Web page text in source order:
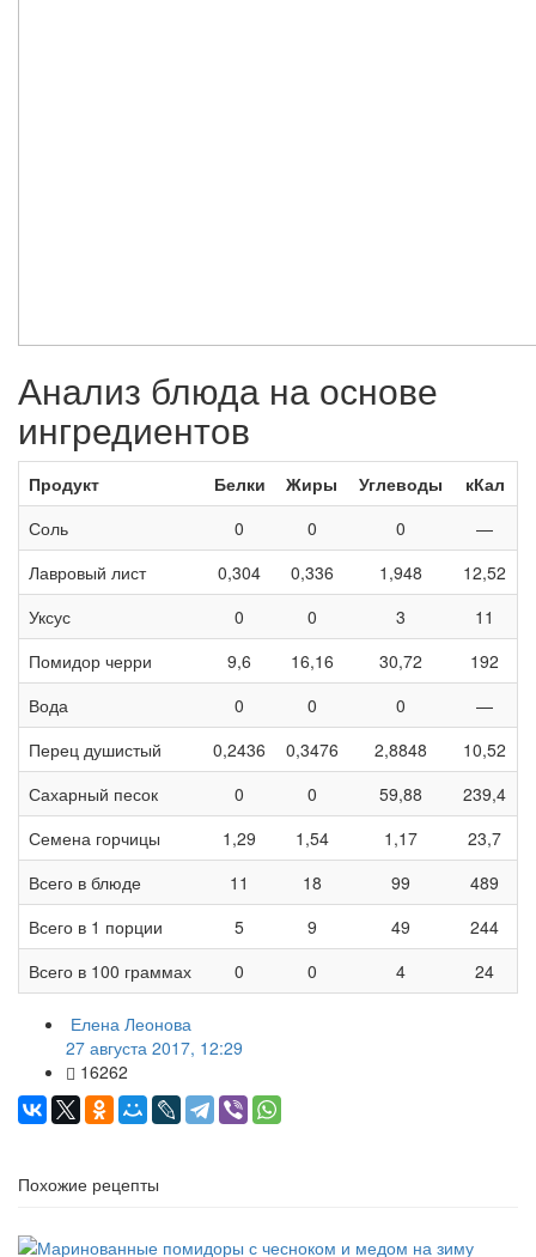
Анализ блюда на основе
ингредиентов
Продукт Белки Жиры Углеводы
кКал
Соль
0 0 0
—
Лавровый лист
0,304 0,336 1,948
12,52
Уксус
0 0 3
11
Помидор черри
9,6 16,16 30,72
192
Вода
0 0 0
—
Перец душистый
0,2436 0,3476 2,8848
10,52
Сахарный песок
0 0 59,88
239,4
Семена горчицы
1,29 1,54 1,17
23,7
Всего в блюде
11 18 99
489
Всего в 1 порции
5 9 49
244
Всего в 100 граммах
0 0 4 24
Елена Леонова
27 августа 2017, 12:29
16262
Похожие рецепты